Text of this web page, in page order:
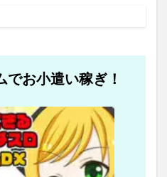
でお小遣い稼ぎ！